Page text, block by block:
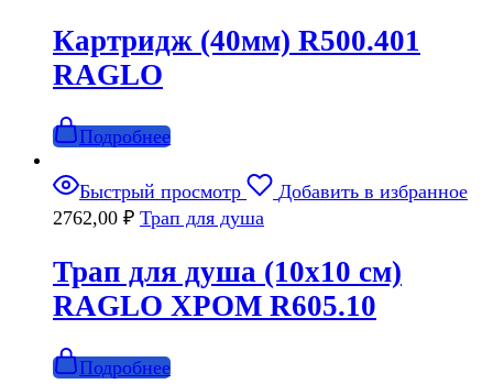
Картридж (40мм) R500.401
RAGLO
Подробнее
Быстрый просмотр
Добавить в избранное
2762,00 ₽ Трап для душа
Трап для душа (10х10 см)
RAGLO ХРОМ R605.10
Подробнее